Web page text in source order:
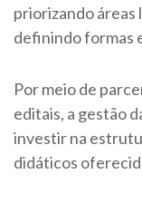
priorizando áreas
definindo formas
Por meio de
editais, a gestão
investir na
didáticos